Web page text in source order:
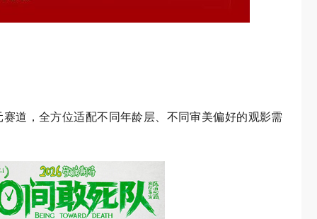
道，全方位适配不同年龄层、不同审美偏好的观影需